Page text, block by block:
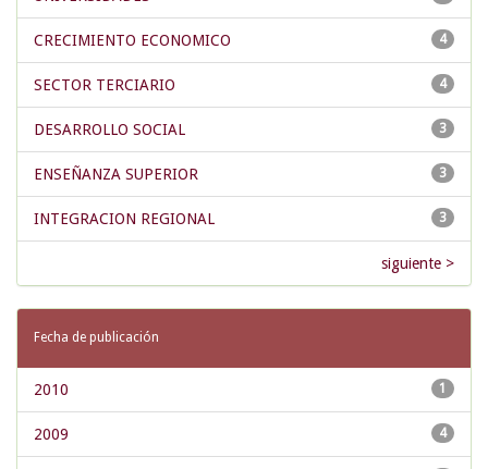
4
CRECIMIENTO ECONOMICO
4
SECTOR TERCIARIO
3
DESARROLLO SOCIAL
3
ENSEÑANZA SUPERIOR
3
INTEGRACION REGIONAL
siguiente >
Fecha de publicación
1
2010
4
2009